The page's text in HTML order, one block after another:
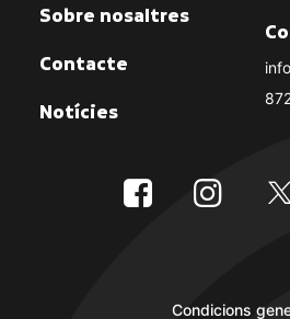
Sobre nosaltres
Contacte
Notícies
Condicions